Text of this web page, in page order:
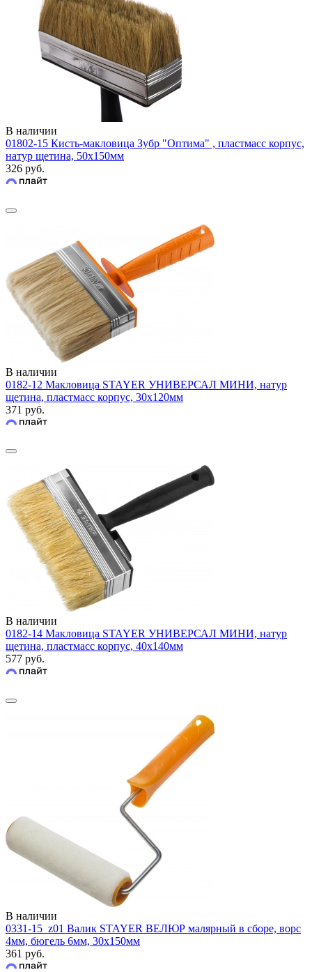
В наличии
01802-15 Кисть-макловица Зубр "Оптима" , пластмасс корпус,
натур щетина, 50х150мм
326 руб.
В наличии
0182-12 Макловица STAYER УНИВЕРСАЛ МИНИ, натур
щетина, пластмасс корпус, 30х120мм
371 руб.
В наличии
0182-14 Макловица STAYER УНИВЕРСАЛ МИНИ, натур
щетина, пластмасс корпус, 40х140мм
577 руб.
В наличии
0331-15_z01 Валик STAYER ВЕЛЮР малярный в сборе, ворс
4мм, бюгель 6мм, 30х150мм
361 руб.